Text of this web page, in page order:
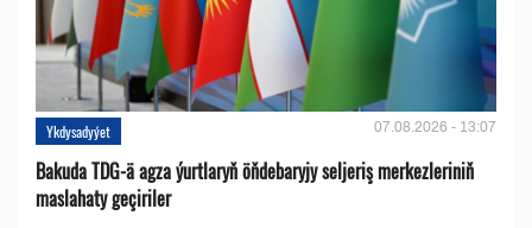
Ykdysadyýet 07.08.2026 - 13:07
Bakuda TDG-ä agza ýurtlaryň öňdebaryjy seljeriş merkezleriniň
maslahaty geçiriler